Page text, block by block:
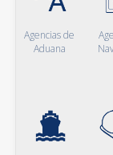
Agencias de
Aduana